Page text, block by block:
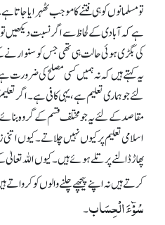
تو مسلمانوں کو ہی فتنے کا موجب ٹھہرایا جاتا
ہے کہ آبادی کے لحاظ سے اگر نسبت دیکھیں تو
کی بگڑی ہوئی حالت ہی تھی جس کو سنوارنے
یہ کہتے ہیں کہ نہ ہمیں کسی مصلح کی
لئے جو ہماری تعلیم ہے، یہی کافی ہے۔ اگر
مقاصد کے لئے یہ جو مختلف قسم کے گروہ
اسلامی تعلیم پر کیوں نہیں چلاتے۔ کیوں
پھاڑ ڈالنے پر تلے ہوئے ہیں۔ کیوں اللہ
کرتے ہیں نہ اپنے پیچھے چلنے والوں کو کرواتے
سُوْٓءَ الْحِسَاب۔